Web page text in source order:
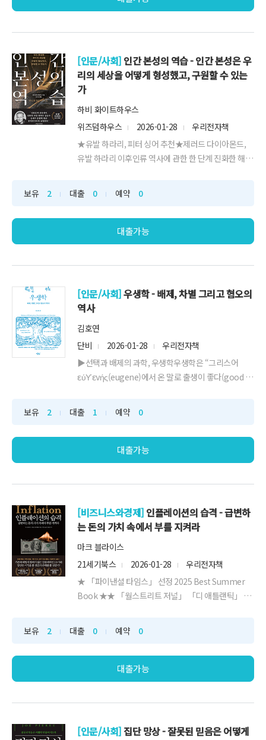
[인문/사회] 인간 본성의 역습 - 인간 본성은 우
리의 세상을 어떻게 형성했고, 구원할 수 있는
가
하비 화이트하우스
위즈덤하우스
2026-01-28
우리전자책
★유발 하라리, 피터 싱어 추천★제러드 다이아몬드,
유발 하라리 이후인류 역사에 관한 한 단계 진화한 해설
간의 세 가지 본성으로오늘날 분열의 시대를 읽다우리
는 왜 인류 역사상 가장 똑똑한 시대에 살면서도, 가장
어리석은 선택을 반복할까? 인류학자 하비 화이트하우
스는 그 해답을 인간 본성이라는 거울에서 찾...
보유 2 대출 0 예약 0
대출가능
[인문/사회]우생학 - 배제, 차별 그리고 혐오의
역사
김호연
단비
2026-01-28
우리전자책
▶선택과 배제의 과학, 우생학우생학은 “그리스어
εύϒενής(eugene)에서 온 말로 출생이 좋다(good in
방했다.” 19세기 영국의 프랜시스 골튼에 의해 창안된
우생학은 미래 세대 인종의 질을 개선하거나 저해하는
요인을 통제할 ‘사회적 수단’으로써 활용...
보유 2 대출 1 예약 0
대출가능
[비즈니스와경제] 인플레이션의 습격 - 급변하
는 돈의 가치 속에서 부를 지켜라
마크 블라이스
21세기북스
2026-01-28
우리전자책
★ 「파이낸셜 타임스」 선정 2025 Best Summer
Book ★★ 「월스트리트 저널」 「디 애틀랜틱」 추
천! ★“이제 우리는 여러 인플레이션 요인이 한꺼번에
몰려 서로 얽히는,이른바 ‘런던 버스’의 시대에 들어섰
다.새로운 시대에 대응하려면 ‘금리’가 아니라 ‘구조’를
읽어라.”“인플레이션은 모두에...
보유 2 대출 0 예약 0
대출가능
[인문/사회] 집단 망상 - 잘못된 믿음은 어떻게